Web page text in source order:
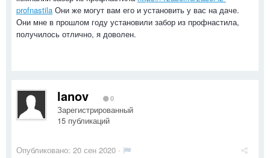
profnastila Они же могут вам его и установить у вас на даче.
Они мне в прошлом году установили забор из профнастила,
получилось отлично, я доволен.
lanov 0
Зарегистрированный
15 публикаций
Опубликовано: 20 сен 2020 ·